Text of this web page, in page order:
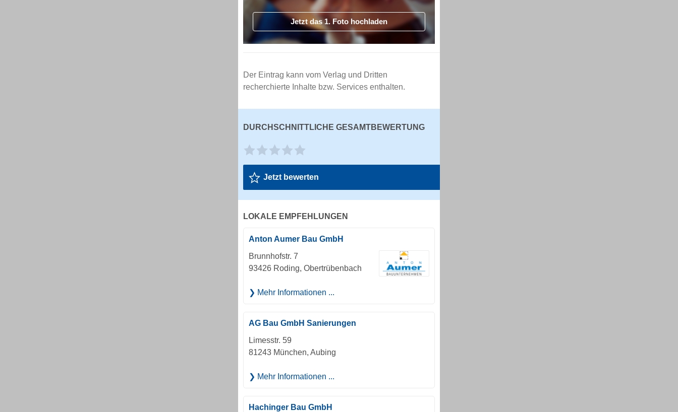
Jetzt das 1. Foto hochladen
Der Eintrag kann vom Verlag und Dritten
recherchierte Inhalte bzw. Services enthalten.
DURCHSCHNITTLICHE GESAMTBEWERTUNG
Jetzt bewerten
LOKALE EMPFEHLUNGEN
Anton Aumer Bau GmbH
Brunnhofstr. 7
93426 Roding, Obertrübenbach
Mehr Informationen ...
AG Bau GmbH Sanierungen
Limesstr. 59
81243 München, Aubing
Mehr Informationen ...
Hachinger Bau GmbH